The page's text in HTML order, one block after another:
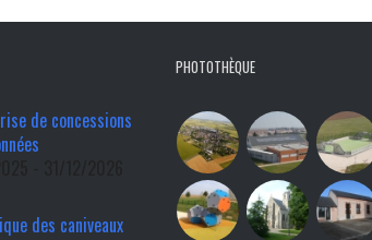
de concessions
des caniveaux
PHOTOTHÈQUE